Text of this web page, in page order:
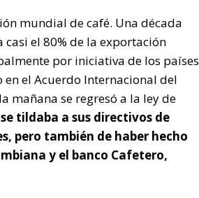
mundial de café. Una década
el 80% de la exportación
por iniciativa de los países
el Acuerdo Internacional del
mañana se regresó a la ley de
tildaba a sus directivos de
pero también de haber hecho
y el banco Cafetero,